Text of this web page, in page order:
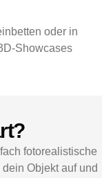
oder in
Showcases
fotorealistische
Objekt auf und